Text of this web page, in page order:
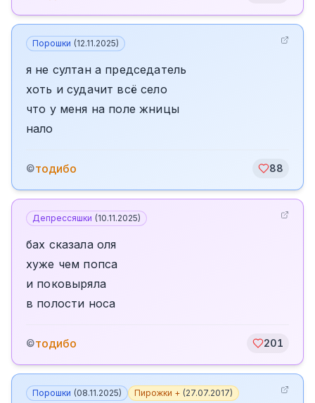
Порошки (12.11.2025)
я не султан а председатель
хоть и судачит всё село
что у меня на поле жницы
нало
©тодибо 88
Депрессяшки (10.11.2025)
бах сказала оля
хуже чем попса
и поковыряла
в полости носа
©тодибо 201
Порошки (08.11.2025) Пирожки + (27.07.2017)